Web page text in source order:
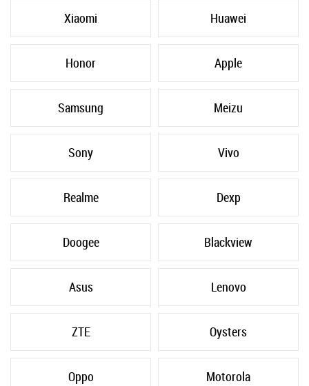
Xiaomi Huawei
Honor Apple
Samsung Meizu
Sony Vivo
Realme Dexp
Doogee Blackview
Asus Lenovo
ZTE Oysters
Oppo Motorola